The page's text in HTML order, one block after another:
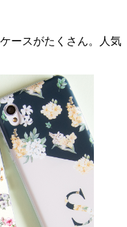
ースがたくさん。人気